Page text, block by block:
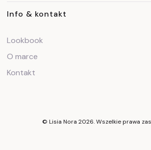
Info & kontakt
Lookbook
O marce
Kontakt
© Lisia Nora 2026. Wszelkie prawa